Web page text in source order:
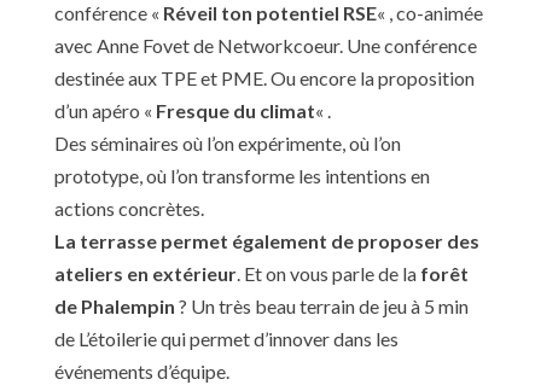
conférence « Réveil ton potentiel RSE« , co-animée
avec Anne Fovet de Networkcoeur. Une conférence
destinée aux TPE et PME. Ou encore la proposition
d’un apéro « Fresque du climat« .
Des séminaires où l’on expérimente, où l’on
prototype, où l’on transforme les intentions en
actions concrètes.
La terrasse permet également de proposer des
ateliers en extérieur. Et on vous parle de la forêt
de Phalempin ? Un très beau terrain de jeu à 5 min
de L’étoilerie qui permet d’innover dans les
événements d’équipe.